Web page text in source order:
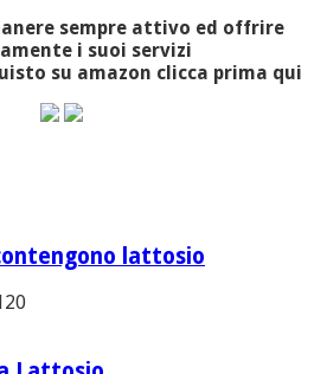
sempre attivo ed offrire
i suoi servizi
su amazon clicca prima qui
lattosio